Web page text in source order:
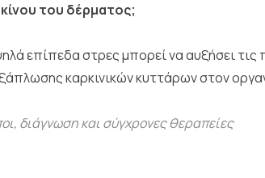
του δέρματος;
επίπεδα στρες μπορεί να αυξήσει
καρκινικών κυττάρων στον
διάγνωση και σύγχρονες θεραπείες